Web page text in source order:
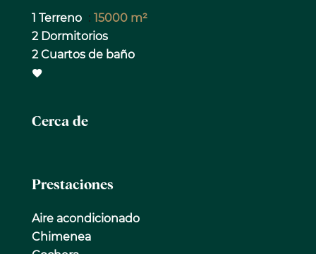
1 Terreno
15000 m²
2 Dormitorios
2 Cuartos de baño
Cerca de
Prestaciones
Aire acondicionado
Chimenea